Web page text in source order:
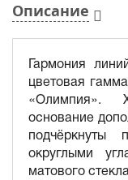
Описание
Гармония
цветовая
«Олимпия».
основание
подчёркнуты
округлыми
матового